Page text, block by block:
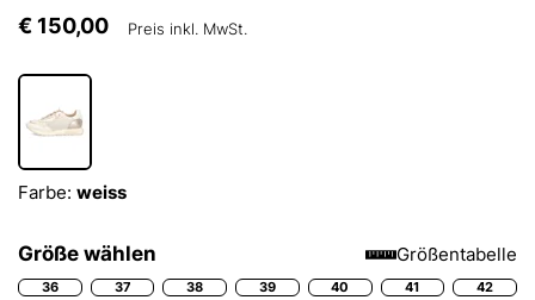
€ 150,00 Preis inkl. MwSt.
Farbe: weiss
Größe wählen Größentabelle
36 37 38 39 40 41 42